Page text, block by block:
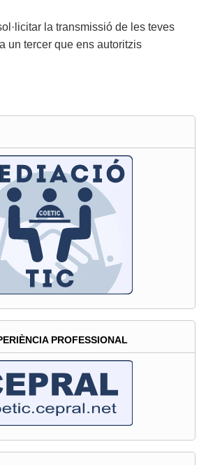
la transmissió de les teves
un tercer que ens autoritzis
PROFESSIONAL